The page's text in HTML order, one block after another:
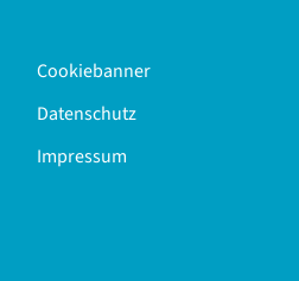
Cookiebanner
Datenschutz
Impressum